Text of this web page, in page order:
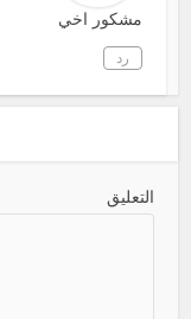
مشكور اخي
رد
التعليق